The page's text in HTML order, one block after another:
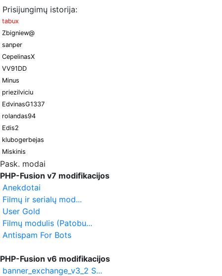
Prisijungimų istorija:
tabux
Zbigniew@
sanper
CepelinasX
VV91DD
Minus
priezilviciu
EdvinasG1337
rolandas94
Edis2
klubogerbejas
Miskinis
Pask. modai
PHP-Fusion v7 modifikacijos
Anekdotai
Filmų ir serialų mod...
User Gold
Filmų modulis (Patobu...
Antispam For Bots
PHP-Fusion v6 modifikacijos
banner_exchange_v3_2 S...